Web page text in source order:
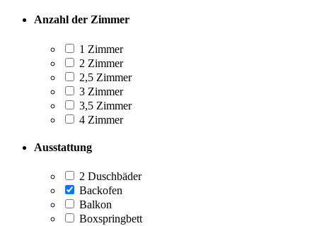
Anzahl der Zimmer
1 Zimmer
2 Zimmer
2,5 Zimmer
3 Zimmer
3,5 Zimmer
4 Zimmer
Ausstattung
2 Duschbäder
Backofen
Balkon
Boxspringbett